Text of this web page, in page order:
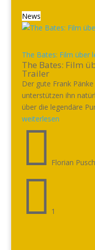
News
The Bates: Film über
The Bates: Film
Trailer
Der gute Frank
unterstützen ihn
über die legendäre
weiterlesen
 Florian
 1